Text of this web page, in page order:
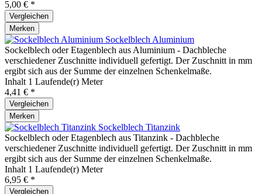
5,00 € *
Vergleichen
Merken
Sockelblech Aluminium
Sockelblech oder Etagenblech aus Aluminium - Dachbleche
verschiedener Zuschnitte individuell gefertigt. Der Zuschnitt in mm
ergibt sich aus der Summe der einzelnen Schenkelmaße.
Inhalt 1 Laufende(r) Meter
4,41 € *
Vergleichen
Merken
Sockelblech Titanzink
Sockelblech oder Etagenblech aus Titanzink - Dachbleche
verschiedener Zuschnitte individuell gefertigt. Der Zuschnitt in mm
ergibt sich aus der Summe der einzelnen Schenkelmaße.
Inhalt 1 Laufende(r) Meter
6,95 € *
Vergleichen